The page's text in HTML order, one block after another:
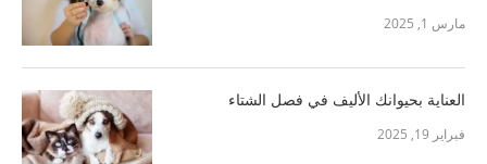
مارس 1, 2025
العناية بحيوانك الأليف في فصل الشتاء
فبراير 19, 2025